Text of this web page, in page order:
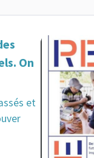
On
et